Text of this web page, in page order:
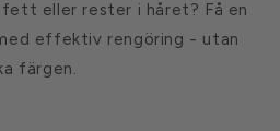
eller rester i håret? Få en
effektiv rengöring - utan
färgen.